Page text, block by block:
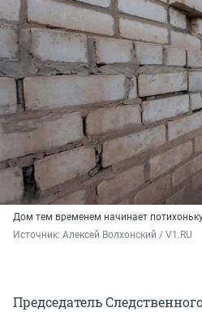
Дом тем временем начинает
Источник: Алексей Волхонский / V1.RU
Председатель